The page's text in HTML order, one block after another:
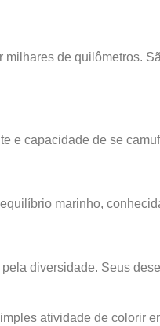
de quilômetros.
e capacidade de se
marinho,
diversidade. Seus
atividade de colorir